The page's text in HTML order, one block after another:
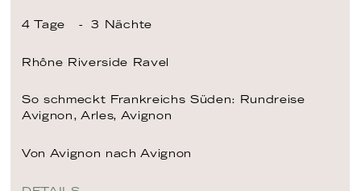
4 Tage 3 Nächte
Rhône Riverside Ravel
So schmeckt Frankreichs Süden: Rundreise
Avignon, Arles, Avignon
Von Avignon nach Avignon